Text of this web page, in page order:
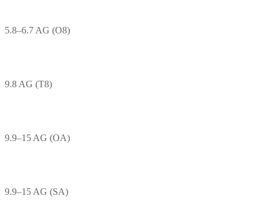
5.8–6.7 AG (O8)
9.8 AG (T8)
9.9–15 AG (OA)
9.9–15 AG (SA)